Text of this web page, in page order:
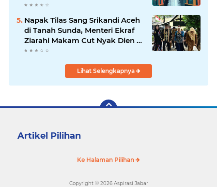
Terbanyak
Napak Tilas Sang Srikandi Aceh
di Tanah Sunda, Menteri Ekraf
Ziarahi Makam Cut Nyak Dien di
Sumedang
Lihat Selengkapnya
Artikel Pilihan
Ke Halaman Pilihan
Copyright © 2026 Aspirasi Jabar